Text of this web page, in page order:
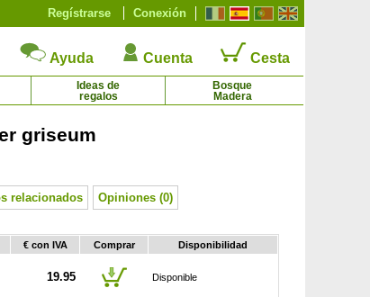
Conexión
Regístrarse
Ayuda Cuenta Cesta
Ideas de
regalos
Bosque
Madera
griseum
relacionados Opiniones (0)
€ con IVA Comprar Disponibilidad
19.95 Disponible